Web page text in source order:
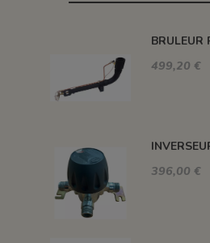
499,20 €
396,00 €